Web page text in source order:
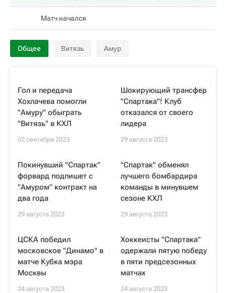
Матч начался
Общее Витязь Амур
Гол и передача
Хохлачева помогли
"Амуру" обыграть
"Витязь" в КХЛ
02 сентября 2023
Шокирующий трансфер
"Спартака"! Клуб
отказался от своего
лидера
29 августа 2023
Покинувший "Спартак"
форвард подпишет с
"Амуром" контракт на
два года
29 августа 2023
"Спартак" обменял
лучшего бомбардира
команды в минувшем
сезоне КХЛ
29 августа 2023
ЦСКА победил
московское "Динамо" в
матче Кубка мэра
Москвы
24 августа 2023
Хоккеисты "Спартака"
одержали пятую победу
в пяти предсезонных
матчах
24 августа 2023